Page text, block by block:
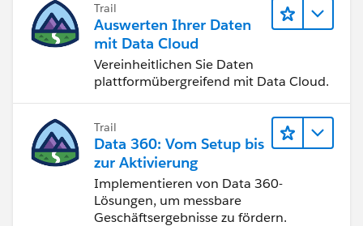
Trail
Auswerten Ihrer Daten
mit Data Cloud
Vereinheitlichen Sie Daten
plattformübergreifend mit Data Cloud.
Trail
Data 360: Vom Setup bis
zur Aktivierung
Implementieren von Data 360-
Lösungen, um messbare
Geschäftsergebnisse zu fördern.